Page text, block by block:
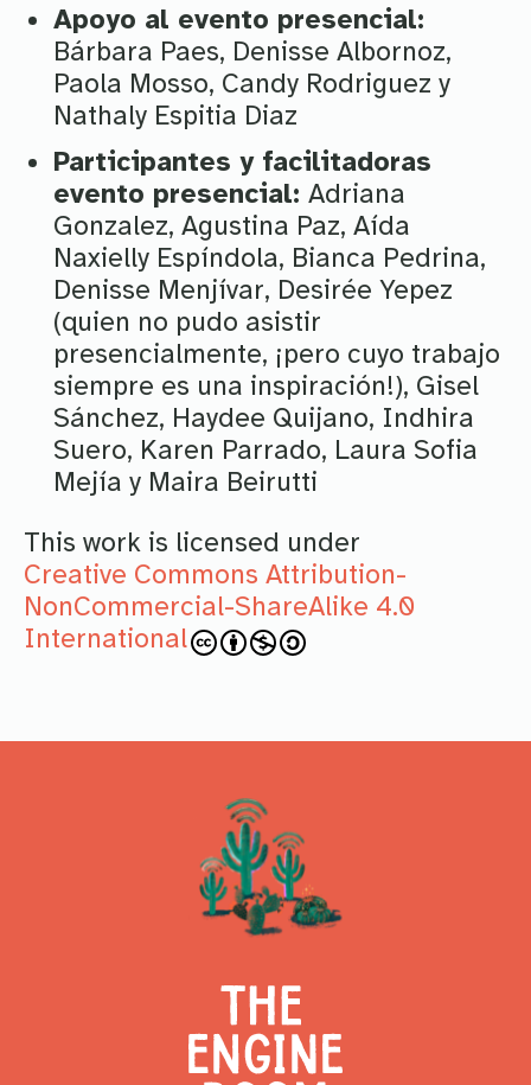
Apoyo al evento presencial:
Bárbara Paes, Denisse Albornoz,
Paola Mosso, Candy Rodriguez y
Nathaly Espitia Diaz
Participantes y facilitadoras
evento presencial:Adriana
Gonzalez, Agustina Paz, Aída
Naxielly Espíndola, Bianca Pedrina,
Denisse Menjívar, Desirée Yepez
(quien no pudo asistir
presencialmente, ¡pero cuyo trabajo
siempre es una inspiración!), Gisel
Sánchez, Haydee Quijano, Indhira
Suero, Karen Parrado, Laura Sofia
Mejía y Maira Beirutti
This work is licensed under
Creative Commons Attribution-
NonCommercial-ShareAlike 4.0
International